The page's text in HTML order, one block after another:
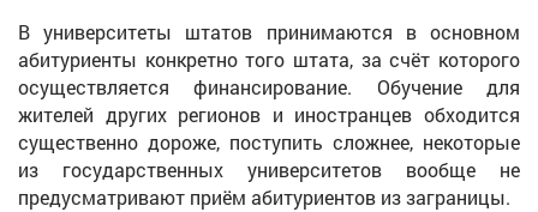
В университеты штатов принимаются в основном
абитуриенты конкретно того штата, за счёт которого
осуществляется финансирование. Обучение для
жителей других регионов и иностранцев обходится
существенно дороже, поступить сложнее, некоторые
из государственных университетов вообще не
предусматривают приём абитуриентов из заграницы.